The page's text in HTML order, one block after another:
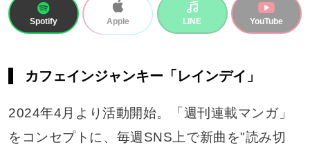
Spotify Apple LINE YouTube
カフェインジャンキー「レインデイ」
2024年4月より活動開始。「週刊連載マンガ」
をコンセプトに、毎週SNS上で新曲を"読み切